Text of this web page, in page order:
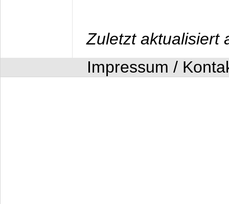
Zuletzt aktualisiert
Impressum /